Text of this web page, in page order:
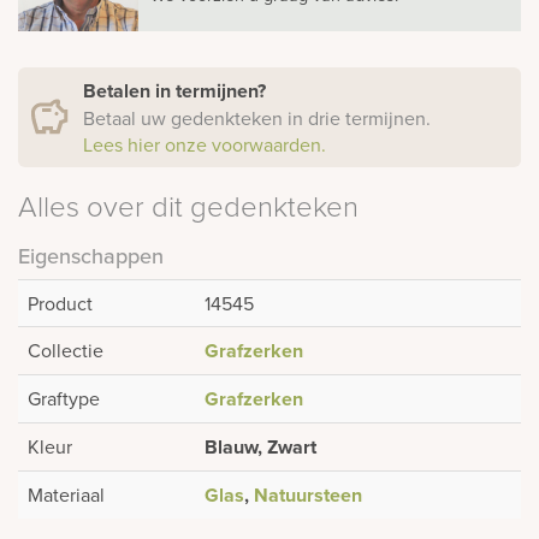
Betalen in termijnen?
Betaal uw gedenkteken in drie termijnen.
Lees hier onze voorwaarden.
Alles over dit gedenkteken
Eigenschappen
Product
14545
Collectie
Grafzerken
Graftype Grafzerken
Kleur Blauw, Zwart
Materiaal Glas, Natuursteen